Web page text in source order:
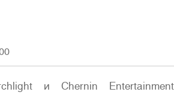
и Chernin Entertainment